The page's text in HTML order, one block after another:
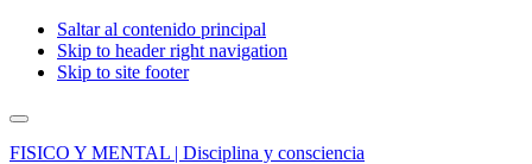
Saltar al contenido principal
Skip to header right navigation
Skip to site footer
Menu
FISICO Y MENTAL | Disciplina y consciencia